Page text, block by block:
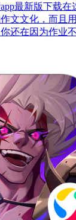
最新版下载
文文化，而且
还在因为作业